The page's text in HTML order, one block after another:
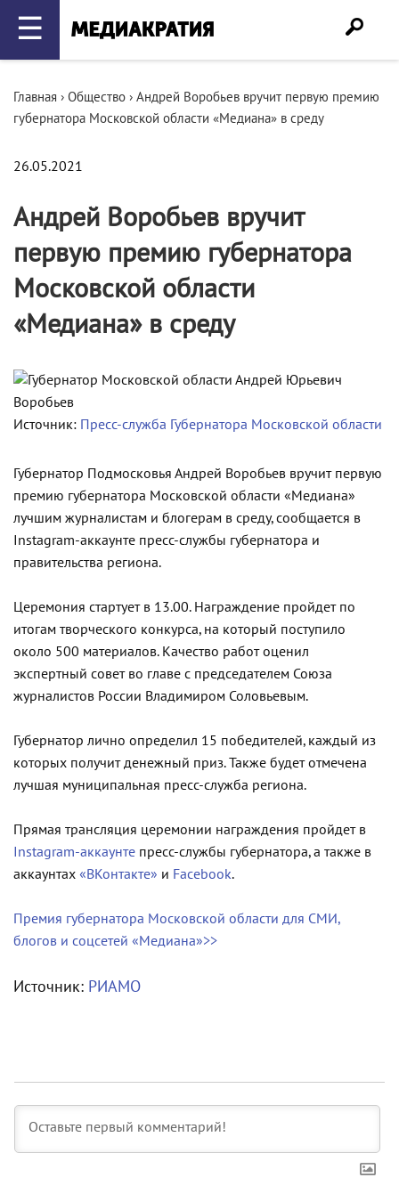
☰
Главная › Общество › Андрей Воробьев вручит первую премию
губернатора Московской области «Медиана» в среду
26.05.2021
Андрей Воробьев вручит
первую премию губернатора
Московской области
«Медиана» в среду
Источник: Пресс-служба Губернатора Московской области
Губернатор Подмосковья Андрей Воробьев вручит первую
премию губернатора Московской области «Медиана»
лучшим журналистам и блогерам в среду, сообщается в
Instagram-аккаунте пресс-службы губернатора и
правительства региона.
Церемония стартует в 13.00. Награждение пройдет по
итогам творческого конкурса, на который поступило
около 500 материалов. Качество работ оценил
экспертный совет во главе с председателем Союза
журналистов России Владимиром Соловьевым.
Губернатор лично определил 15 победителей, каждый из
которых получит денежный приз. Также будет отмечена
лучшая муниципальная пресс-служба региона.
Прямая трансляция церемонии награждения пройдет в
Instagram-аккаунте пресс-службы губернатора, а также в
аккаунтах «ВКонтакте» и Facebook.
Премия губернатора Московской области для СМИ,
блогов и соцсетей «Медиана»>>
Источник: РИАМО